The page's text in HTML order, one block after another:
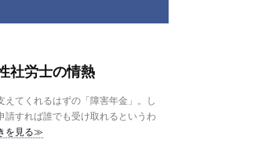
社労士の情熱
てくれるはずの「障害年金」。し
すれば誰でも受け取れるというわ
を見る≫